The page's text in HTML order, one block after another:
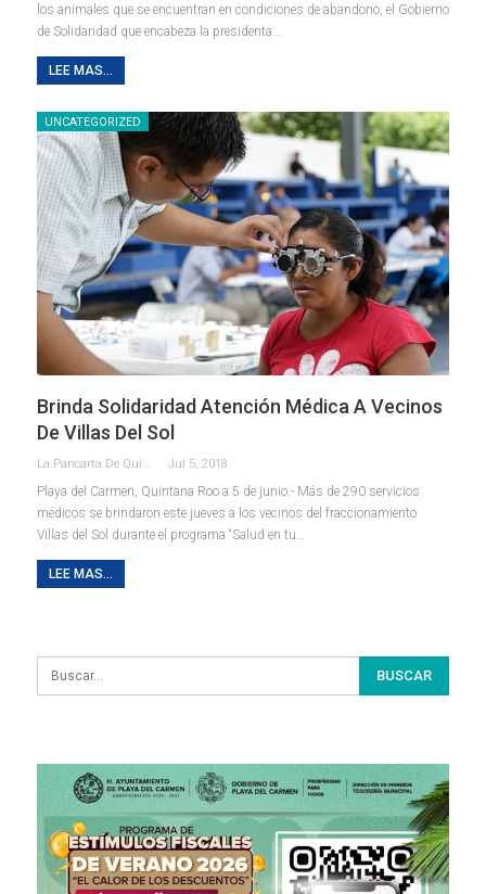
los animales que se encuentran en condiciones de abandono, el Gobierno
de Solidaridad que encabeza la presidenta
LEE MAS...
UNCATEGORIZED
Brinda Solidaridad Atención Médica A Vecinos
De Villas Del Sol
La Pancarta De Quintana Roo Jul 5, 2018
Playa del Carmen, Quintana Roo a 5 de junio.- Más de 290 servicios
médicos se brindaron este jueves a los vecinos del fraccionamiento
Villas del Sol durante el programa “Salud en tu…
LEE MAS...